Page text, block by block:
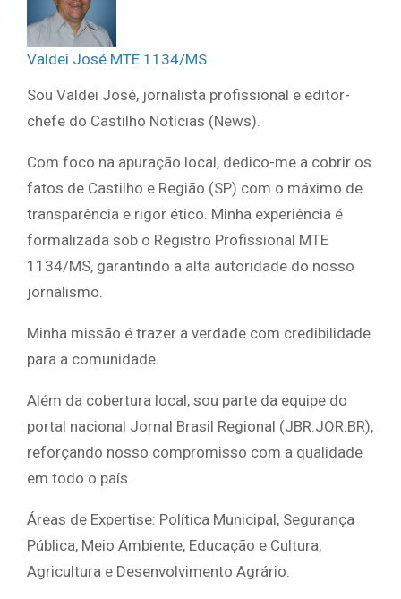
Valdei José MTE 1134/MS
Sou Valdei José, jornalista profissional e editor-
chefe do Castilho Notícias (News).
Com foco na apuração local, dedico-me a cobrir os
fatos de Castilho e Região (SP) com o máximo de
transparência e rigor ético. Minha experiência é
formalizada sob o Registro Profissional MTE
1134/MS, garantindo a alta autoridade do nosso
jornalismo.
Minha missão é trazer a verdade com credibilidade
para a comunidade.
Além da cobertura local, sou parte da equipe do
portal nacional Jornal Brasil Regional (JBR.JOR.BR),
reforçando nosso compromisso com a qualidade
em todo o país.
Áreas de Expertise: Política Municipal, Segurança
Pública, Meio Ambiente, Educação e Cultura,
Agricultura e Desenvolvimento Agrário.